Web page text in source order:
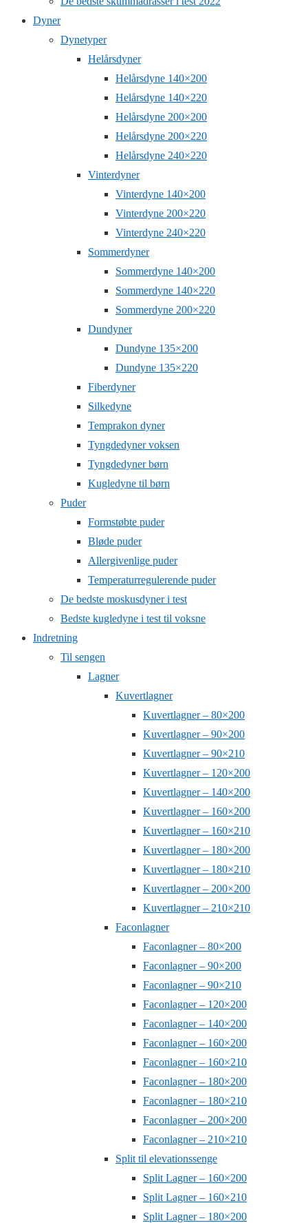
Dyner
Dynetyper
Helårsdyner
Helårsdyne 140×200
Helårsdyne 140×220
Helårsdyne 200×200
Helårsdyne 200×220
Helårsdyne 240×220
Vinterdyner
Vinterdyne 140×200
Vinterdyne 200×220
Vinterdyne 240×220
Sommerdyner
Sommerdyne 140×200
Sommerdyne 140×220
Sommerdyne 200×220
Dundyner
Dundyne 135×200
Dundyne 135×220
Fiberdyner
Silkedyne
Temprakon dyner
Tyngdedyner voksen
Tyngdedyner børn
Kugledyne til børn
Puder
Formstøbte puder
Bløde puder
Allergivenlige puder
Temperaturregulerende puder
De bedste moskusdyner i test
Bedste kugledyne i test til voksne
Indretning
Til sengen
Lagner
Kuvertlagner
Kuvertlagner – 80×200
Kuvertlagner – 90×200
Kuvertlagner – 90×210
Kuvertlagner – 120×200
Kuvertlagner – 140×200
Kuvertlagner – 160×200
Kuvertlagner – 160×210
Kuvertlagner – 180×200
Kuvertlagner – 180×210
Kuvertlagner – 200×200
Kuvertlagner – 210×210
Faconlagner
Faconlagner – 80×200
Faconlagner – 90×200
Faconlagner – 90×210
Faconlagner – 120×200
Faconlagner – 140×200
Faconlagner – 160×200
Faconlagner – 160×210
Faconlagner – 180×200
Faconlagner – 180×210
Faconlagner – 200×200
Faconlagner – 210×210
Split til elevationssenge
Split Lagner – 160×200
Split Lagner – 160×210
Split Lagner – 180×200